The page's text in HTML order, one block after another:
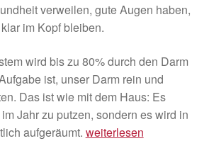
verweilen, gute Augen haben,
im Kopf bleiben.
wird bis zu 80% durch den Darm
ist, unser Darm rein und
Das ist wie mit dem Haus: Es
Jahr zu putzen, sondern es wird in
aufgeräumt. Warum
weiterlesen